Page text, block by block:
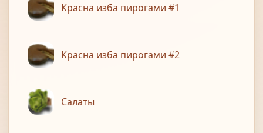
Красна изба пирогами #1
Красна изба пирогами #2
Салаты